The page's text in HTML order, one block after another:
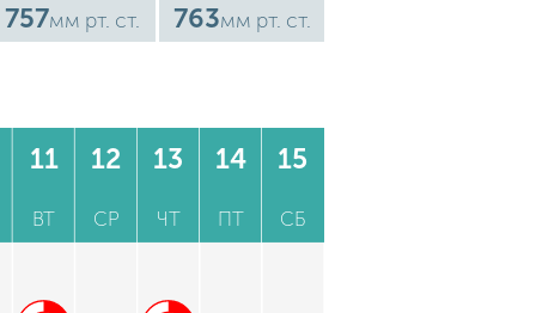
757мм рт. ст. 763мм рт. ст.
11
ВТ
12
СР
13
ЧТ
14
ПТ
15
СБ